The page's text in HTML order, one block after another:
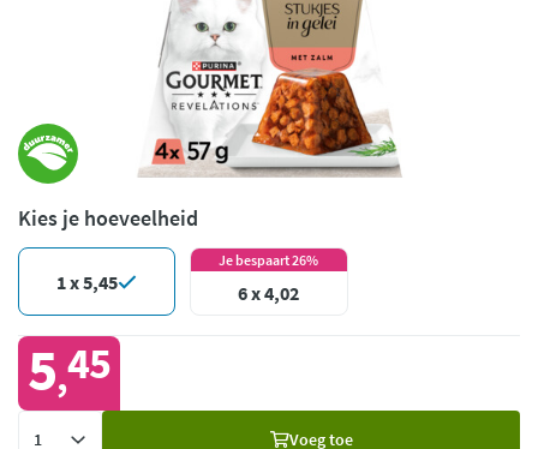
Kies je hoeveelheid
1 x 5,45
Je bespaart 26%
6 x 4,02
5,45
Voeg toe